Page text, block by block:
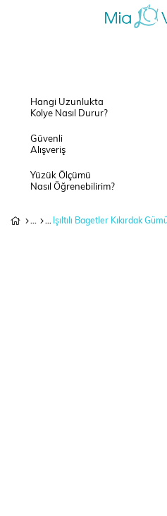
Hangi Uzunlukta
Kolye Nasıl Durur?
Güvenli
Alışveriş
Yüzük Ölçümü
Nasıl Öğrenebilirim?
Işıltılı Bagetler Kıkırdak